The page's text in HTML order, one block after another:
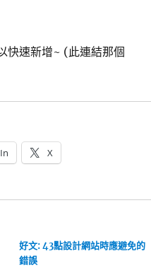
快速新增~ (此連結那個
X
好文: 43點設計網站時應避免的
錯誤